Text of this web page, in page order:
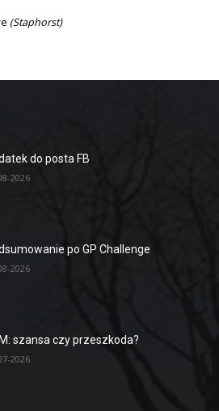
(Staphorst)
do posta FB
2026
po GP Challenge
2026
szansa czy przeszkoda?
2026